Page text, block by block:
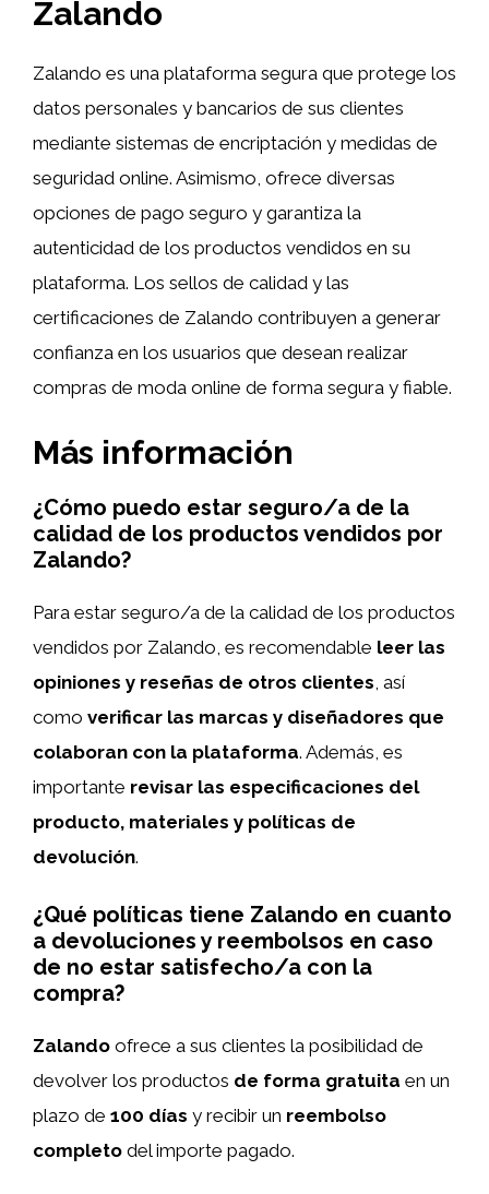
Zalando
Zalando es una plataforma segura que protege los
datos personales y bancarios de sus clientes
mediante sistemas de encriptación y medidas de
seguridad online. Asimismo, ofrece diversas
opciones de pago seguro y garantiza la
autenticidad de los productos vendidos en su
plataforma. Los sellos de calidad y las
certificaciones de Zalando contribuyen a generar
confianza en los usuarios que desean realizar
compras de moda online de forma segura y fiable.
Más información
¿Cómo puedo estar seguro/a de la
calidad de los productos vendidos por
Zalando?
Para estar seguro/a de la calidad de los productos
vendidos por Zalando, es recomendable leer las
opiniones y reseñas de otros clientes , así
como verificar las marcas y diseñadores que
colaboran con la plataforma. Además, es
importante revisar las especificaciones del
producto, materiales y políticas de
devolución.
¿Qué políticas tiene Zalando en cuanto
a devoluciones y reembolsos en caso
de no estar satisfecho/a con la
compra?
Zalando ofrece a sus clientes la posibilidad de
devolver los productos de forma gratuita en un
plazo de 100 días y recibir un reembolso
completo del importe pagado.